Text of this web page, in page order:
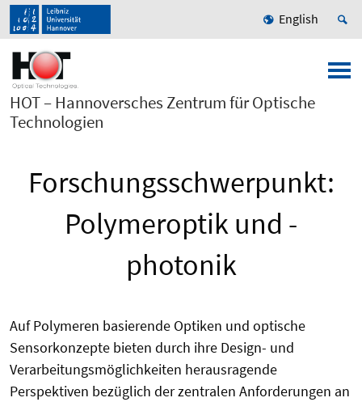
English
HOT – Hannoversches Zentrum für Optische
Technologien
Forschungsschwerpunkt:
Polymeroptik und -
photonik
Auf Polymeren basierende Optiken und optische
Sensorkonzepte bieten durch ihre Design- und
Verarbeitungsmöglichkeiten herausragende
Perspektiven bezüglich der zentralen Anforderungen an